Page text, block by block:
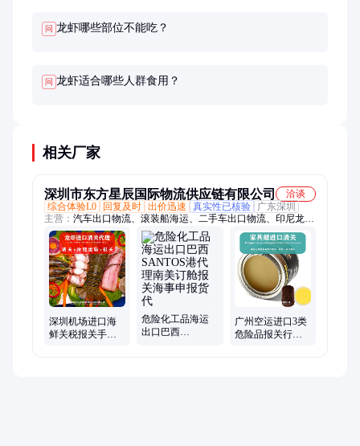
问 龙虾哪些部位不能吃？
问 龙虾适合哪些人群食用？
相关厂家
深圳市东方星辰国际物流供应链有限公司
洽谈
综合体验L0
回复及时 出价迅速 真实性已核验
广东深圳
主营： 汽车出口物流、滚装船海运、二手车出口物流、印尼龙虾
清关、汽车出口货代、工程车出口物流、汽车集装箱装柜、汽车
滚装船订舱、新能源车海运
深圳机场进口海
鲜关税报关手续
危险化工品海运
出口巴西
广州空运进口3类
危险品报关行美